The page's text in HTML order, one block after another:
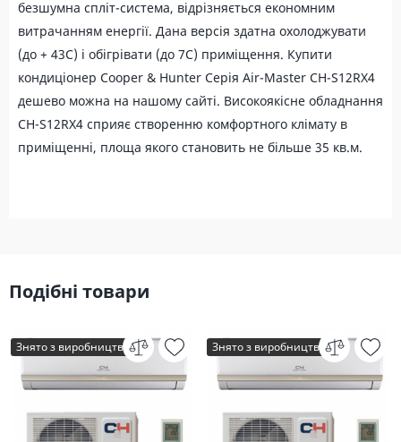
безшумна спліт-система, відрізняється економним
витрачанням енергії. Дана версія здатна охолоджувати
(до + 43С) і обігрівати (до 7С) приміщення. Купити
кондиціонер Cooper & Hunter Серія Air-Master CH-S12RX4
дешево можна на нашому сайті. Високоякісне обладнання
CH-S12RX4 сприяє створенню комфортного клімату в
приміщенні, площа якого становить не більше 35 кв.м.
Подібні товари
Знято з виробництва Знято з виробництва